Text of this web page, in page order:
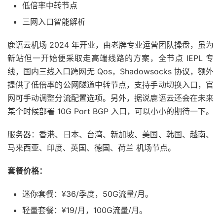
低倍率中转节点
三网入口智能解析
鹿语云机场 2024 年开业，由老牌专业运营团队操盘，虽为
新站但一开始便采取走高端线路的方案，全节点 IEPL 专
线，国内三线入口跨网无 Qos，Shadowsocks 协议，额外
提供了低倍率的公网隧道中转节点，支持手动切换入口，官
网可手动调整分流配置选项。另外，据说鹿语云还会在未来
某个时候部署 10G Port BGP 入口，可以小小的期待一下。
服务器：香港、日本、台湾、新加坡、美国、韩国、越南、
马来西亚、印度、英国、德国、荷兰 机场节点。
套餐价格：
迷你套餐：¥36/季度，50G流量/月。
轻量套餐：¥19/月，100G流量/月。